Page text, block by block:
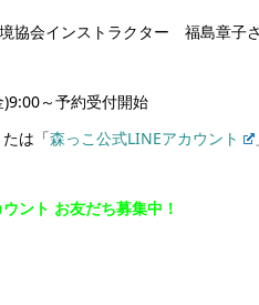
境協会インストラクター 福島章子
)9:00～予約受付開始
たは「森っこ公式LINEアカウント
ント お友だち募集中！